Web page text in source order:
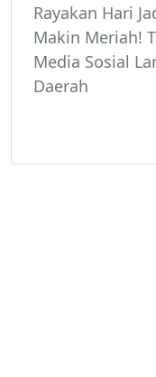
Rayakan Hari
Makin Meriah!
Media Sosial
Daerah